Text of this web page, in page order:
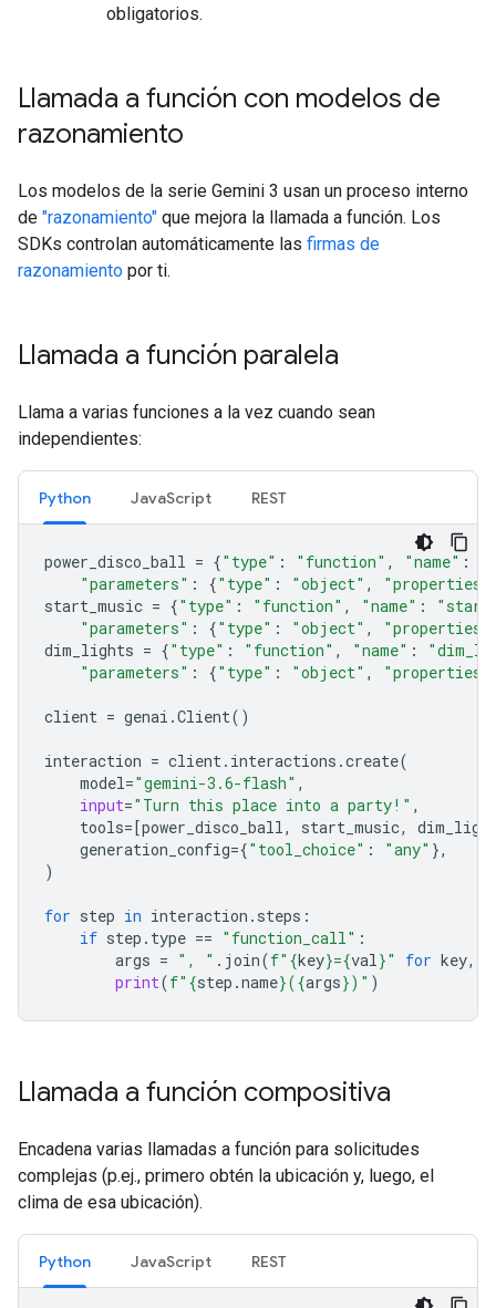
obligatorios.
Llamada a función con modelos de
razonamiento
Los modelos de la serie Gemini 3 usan un proceso interno
de "razonamiento" que mejora la llamada a función. Los
SDKs controlan automáticamente las firmas de
razonamiento por ti.
Llamada a función paralela
Llama a varias funciones a la vez cuando sean
independientes:
Python JavaScript REST
power_disco_ball = {"type" : "function" , "name" :
"parameters" : {"type" : "object" , "properties"
start_music = {"type" : "function" , "name" :
"parameters" : {"type" : "object" , "properties"
dim_lights = {"type" : "function" , "name" :
"parameters" : {"type" : "object" , "properties"
client = genai .Client()
interaction = client. interactions .create(
model="gemini-3.6-flash" ,
input="Turn this place into a party!" ,
tools= [power_disco_ball, start_music,
generation_config={"tool_choice" : "any" },
)
for step in interaction . steps :
if step . type == "function_call" :
args = ", " . join(f" {key}={val}" for key,
print(f" {step .name}({args})" )
Llamada a función compositiva
Encadena varias llamadas a función para solicitudes
complejas (p.ej., primero obtén la ubicación y, luego, el
clima de esa ubicación).
Python JavaScript REST